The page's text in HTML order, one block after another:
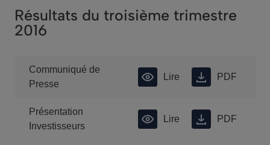
Résultats du troisième trimestre
2016
Communiqué de
Presse
Lire PDF
Présentation
Investisseurs
Lire PDF